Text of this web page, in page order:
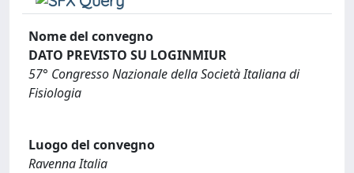
Nome del convegno
DATO PREVISTO SU LOGINMIUR
57° Congresso Nazionale della Società Italiana di
Fisiologia
Luogo del convegno
Ravenna Italia